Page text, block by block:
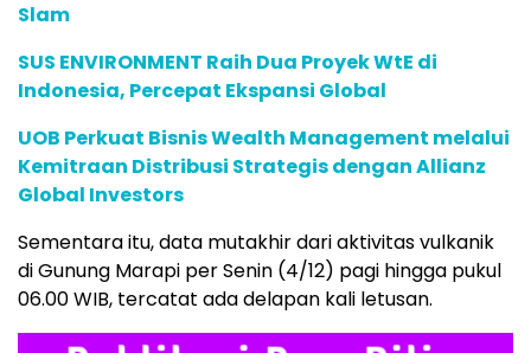
Slam
SUS ENVIRONMENT Raih Dua Proyek WtE di
Indonesia, Percepat Ekspansi Global
UOB Perkuat Bisnis Wealth Management melalui
Kemitraan Distribusi Strategis dengan Allianz
Global Investors
Sementara itu, data mutakhir dari aktivitas vulkanik
di Gunung Marapi per Senin (4/12) pagi hingga pukul
06.00 WIB, tercatat ada delapan kali letusan.